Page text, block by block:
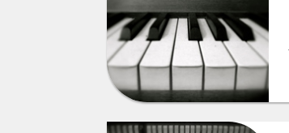
Hallen
Hammarstrand
Henån
Hindås